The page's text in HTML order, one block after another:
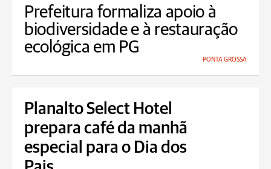
Prefeitura formaliza apoio à
biodiversidade e à restauração
ecológica em PG
PONTA GROSSA
Planalto Select Hotel
prepara café da manhã
especial para o Dia dos